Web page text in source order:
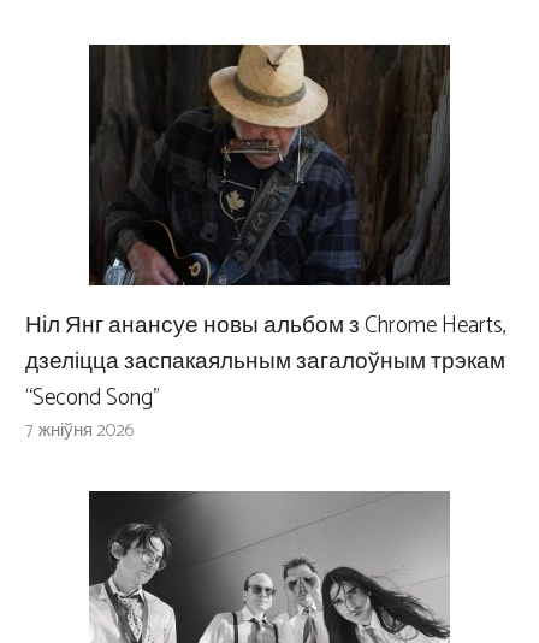
Ніл Янг анансуе новы альбом з Chrome Hearts,
дзеліцца заспакаяльным загалоўным трэкам
“Second Song”
7 жніўня 2026